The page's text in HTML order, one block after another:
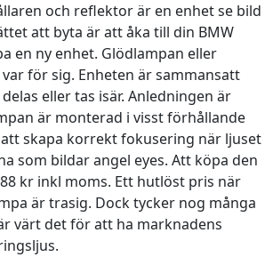
och reflektor är en enhet se bild
att byta är att åka till din BMW
en ny enhet. Glödlampan eller
för sig. Enheten är sammansatt
eller tas isär. Anledningen är
är monterad i visst förhållande
skapa korrekt fokusering när ljuset
som bildar angel eyes. Att köpa den
kr inkl moms. Ett hutlöst pris när
är trasig. Dock tycker nog många
värt det för att ha marknadens